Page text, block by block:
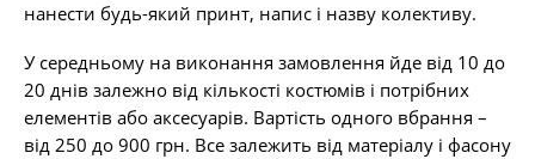
нанести будь-який принт, напис і назву колективу.
У середньому на виконання замовлення йде від 10 до
20 днів залежно від кількості костюмів і потрібних
елементів або аксесуарів. Вартість одного вбрання –
від 250 до 900 грн. Все залежить від матеріалу і фасону